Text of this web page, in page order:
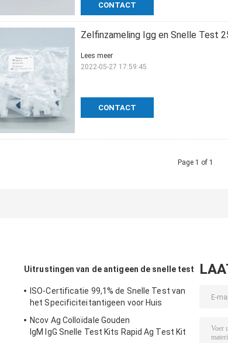
CONTACT
Zelfinzameling Igg en Snelle Test
CONTACT
Lees meer
2022-05-27 17:59:45
Page 1 of 1
Uitrustingen van de antigeen de snelle test
ISO-Certificatie 99,1% de Snelle Test van
het Specificiteitantigeen voor Huis
Ncov Ag Colloïdale Gouden
IgM IgG Snelle Test Kits Rapid Ag Test Kit